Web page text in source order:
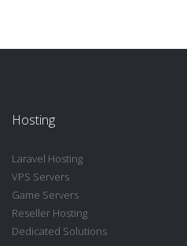
Hosting
Laravel Hosting
VPS Servers
Game Servers
Reseller Hosting
Dedicated Solutions